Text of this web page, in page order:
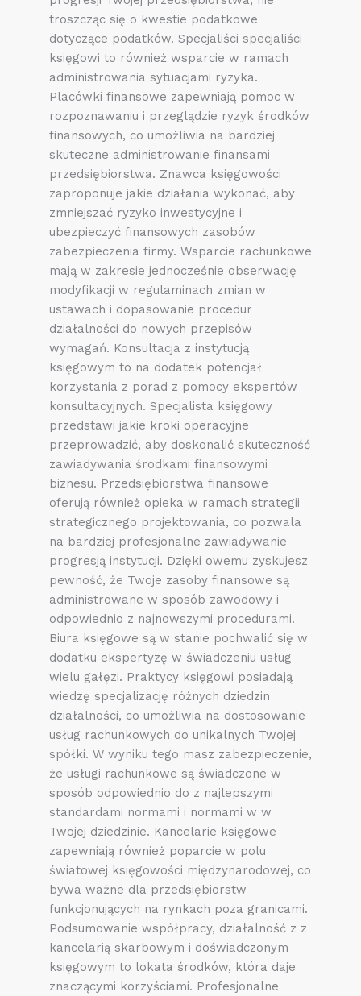
troszcząc się o kwestie podatkowe
dotyczące podatków. Specjaliści specjaliści
księgowi to również wsparcie w ramach
administrowania sytuacjami ryzyka.
Placówki finansowe zapewniają pomoc w
rozpoznawaniu i przeglądzie ryzyk środków
finansowych, co umożliwia na bardziej
skuteczne administrowanie finansami
przedsiębiorstwa. Znawca księgowości
zaproponuje jakie działania wykonać, aby
zmniejszać ryzyko inwestycyjne i
ubezpieczyć finansowych zasobów
zabezpieczenia firmy. Wsparcie rachunkowe
mają w zakresie jednocześnie obserwację
modyfikacji w regulaminach zmian w
ustawach i dopasowanie procedur
działalności do nowych przepisów
wymagań. Konsultacja z instytucją
księgowym to na dodatek potencjał
korzystania z porad z pomocy ekspertów
konsultacyjnych. Specjalista księgowy
przedstawi jakie kroki operacyjne
przeprowadzić, aby doskonalić skuteczność
zawiadywania środkami finansowymi
biznesu. Przedsiębiorstwa finansowe
oferują również opieka w ramach strategii
strategicznego projektowania, co pozwala
na bardziej profesjonalne zawiadywanie
progresją instytucji. Dzięki owemu zyskujesz
pewność, że Twoje zasoby finansowe są
administrowane w sposób zawodowy i
odpowiednio z najnowszymi procedurami.
Biura księgowe są w stanie pochwalić się w
dodatku ekspertyzę w świadczeniu usług
wielu gałęzi. Praktycy księgowi posiadają
wiedzę specjalizację różnych dziedzin
działalności, co umożliwia na dostosowanie
usług rachunkowych do unikalnych Twojej
spółki. W wyniku tego masz zabezpieczenie,
że usługi rachunkowe są świadczone w
sposób odpowiednio do z najlepszymi
standardami normami i normami w w
Twojej dziedzinie. Kancelarie księgowe
zapewniają również poparcie w polu
światowej księgowości międzynarodowej, co
bywa ważne dla przedsiębiorstw
funkcjonujących na rynkach poza granicami.
Podsumowanie współpracy, działalność z z
kancelarią skarbowym i doświadczonym
księgowym to lokata środków, która daje
znaczącymi korzyściami. Profesjonalne